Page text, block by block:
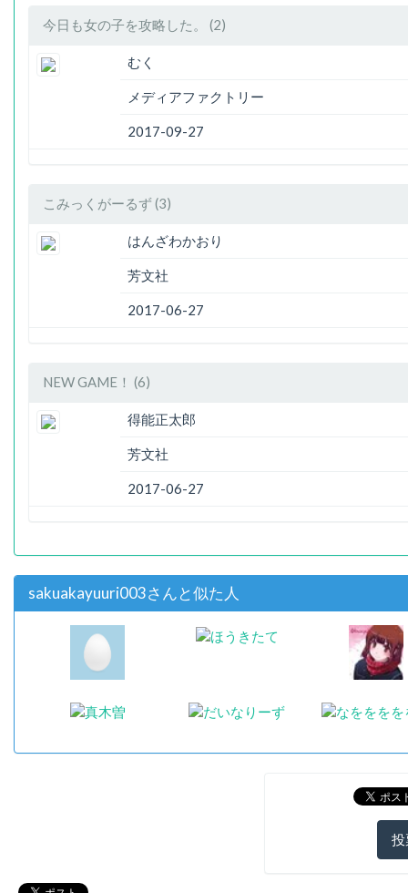
今日も女の子を攻略した。 (2)
むく
メディアファクトリー
2017-09-27
こみっくがーるず (3)
はんざわかおり
芳文社
2017-06-27
NEW GAME！ (6)
得能正太郎
芳文社
2017-06-27
sakuakayuuri003さんと似た人
投